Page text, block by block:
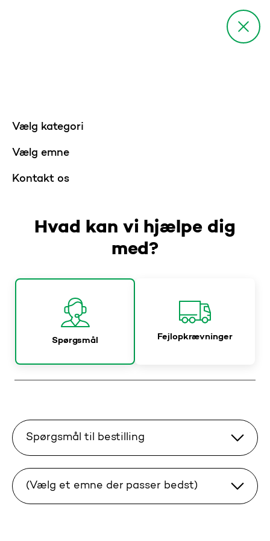
Vælg kategori
Vælg emne
Kontakt os
Hvad kan vi hjælpe dig
med?
Spørgsmål Fejlopkrævninger
Spørgsmål til bestilling
(Vælg et emne der passer bedst)